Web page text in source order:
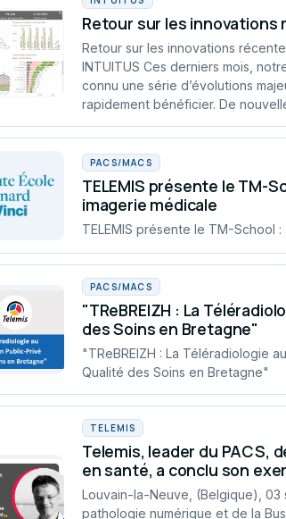
Retour sur les innovations
Retour sur les innovations
INTUITUS Ces derniers mois,
connu une série d’évolutions
rapidement bénéficier. De
PACS/MACS
TELEMIS présente le TM-
imagerie médicale
TELEMIS présente le TM-School :
PACS/MACS
"TReBREIZH : La
des Soins en Bretagne"
"TReBREIZH : La Téléradiologie
Qualité des Soins en Bretagne"
TELEMIS
Telemis, leader du PACS,
en santé, a conclu son
Louvain-la-Neuve, (Belgique), 03
pathologie numérique et de la